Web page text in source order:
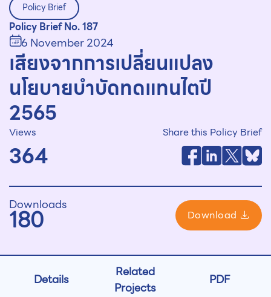
Policy Brief
Policy Brief No. 187
6 November 2024
เสียงจากการเปลี่ยนแปลง
นโยบายบําบัดทดแทนไตปี
2565
Views
364
Share this Policy Brief
Downloads
180 Download
Details
Related
Projects
PDF